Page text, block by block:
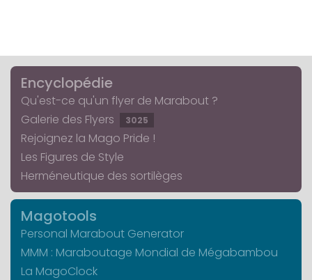
Encyclopédie
Qu'est-ce qu'un flyer de Marabout ?
Galerie des Flyers
3025
Rejoignez la Mago Pride !
Les Figures de Style
Herméneutique des sortilèges
Magotools
Personal Marabout Generator
MMM : Maraboutage Mondial de Mégabambou
La MagoClock